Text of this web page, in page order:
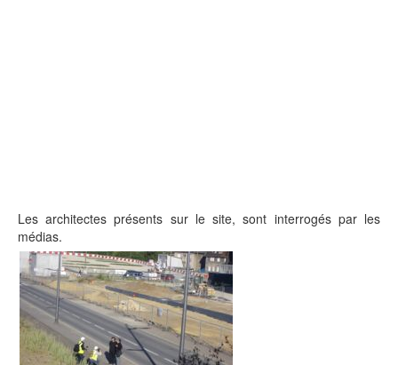
Les architectes présents sur le site, sont interrogés par les
médias.